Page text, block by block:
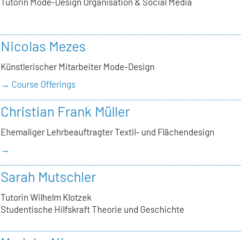
Nicolas Mezes
Künstlerischer Mitarbeiter Mode-Design
→ Course Offerings
Christian Frank Müller
Ehemaliger Lehrbeauftragter Textil- und Flächendesign
→
Sarah Mutschler
Tutorin Wilhelm Klotzek
Studentische Hilfskraft Theorie und Geschichte